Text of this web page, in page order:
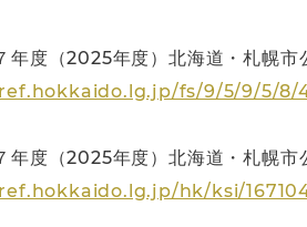
年度（2025年度）北海道・札幌
fs/9/5/9/5/8/4/
年度（2025年度）北海道・札幌市
hk/ksi/